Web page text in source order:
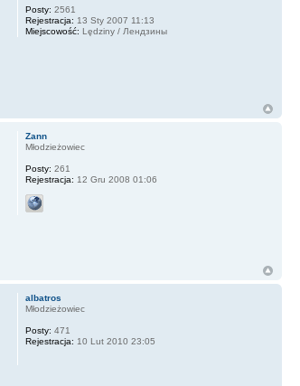
Posty: 2561
Rejestracja: 13 Sty 2007 11:13
Miejscowość: Lędziny / Лендзины
Zann
Młodzieżowiec
Posty: 261
Rejestracja: 12 Gru 2008 01:06
albatros
Młodzieżowiec
Posty: 471
Rejestracja: 10 Lut 2010 23:05